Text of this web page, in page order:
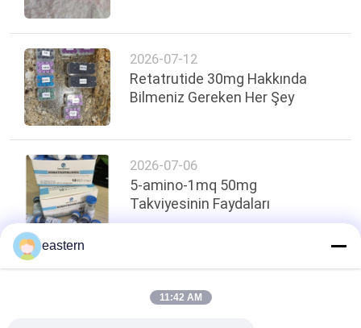
2026-07-12
Retatrutide 30mg Hakkında
Bilmeniz Gereken Her Şey
2026-07-06
5-amino-1mq 50mg
Takviyesinin Faydaları
Sayfanın Üstü
eastern
11:42 AM